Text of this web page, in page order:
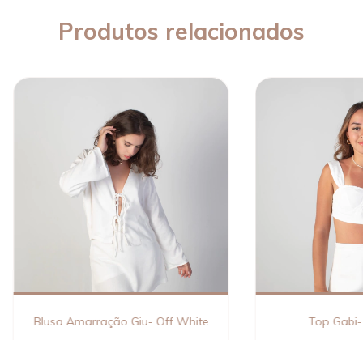
Produtos relacionados
Blusa Amarração Giu- Off White Top